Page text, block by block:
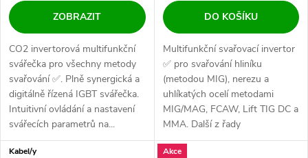
ZOBRAZIT
CO2 invertorová multifunkční
svářečka pro všechny metody
svařování ✅. Plně synergická a
digitálně řízená IGBT svářečka.
Intuitivní ovládání a nastavení
svářecích parametrů na...
DO KOŠÍKU
Multifunkční svařovací invertor
✅ pro svařování hliníku
(metodou MIG), nerezu a
uhlíkatých ocelí metodami
MIG/MAG, FCAW, Lift TIG DC a
MMA. Další z řady
profesionálních strojů...
Kabel/y
Akce